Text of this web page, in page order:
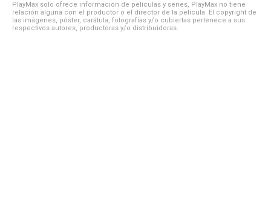
PlayMax solo ofrece información de películas y series, PlayMax no tiene
relación alguna con el productor o el director de la película. El copyright de
las imágenes, póster, carátula, fotografías y/o cubiertas pertenece a sus
respectivos autores, productoras y/o distribuidoras.